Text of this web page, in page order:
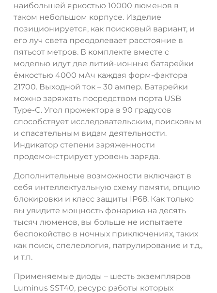
наибольшей яркостью 10000 люменов в
таком небольшом корпусе. Изделие
позиционируется, как поисковый вариант, и
его луч света преодолевает расстояние в
пятьсот метров. В комплекте вместе с
моделью идут две литий-ионные батарейки
ёмкостью 4000 мАч каждая форм-фактора
21700. Выходной ток – 30 ампер. Батарейки
можно заряжать посредством порта USB
Type-C. Угол прожектора в 90 градусов
способствует исследовательским, поисковым
и спасательным видам деятельности.
Индикатор степени заряженности
продемонстрирует уровень заряда.
Дополнительные возможности включают в
себя интеллектуальную схему памяти, опцию
блокировки и класс защиты IP68. Как только
вы увидите мощность фонарика на десять
тысяч люменов, вы больше не испытаете
беспокойство в ночных приключениях, таких
как поиск, спелеология, патрулирование и т.д.,
и т.п.
Применяемые диоды – шесть экземпляров
Luminus SST40, ресурс работы которых